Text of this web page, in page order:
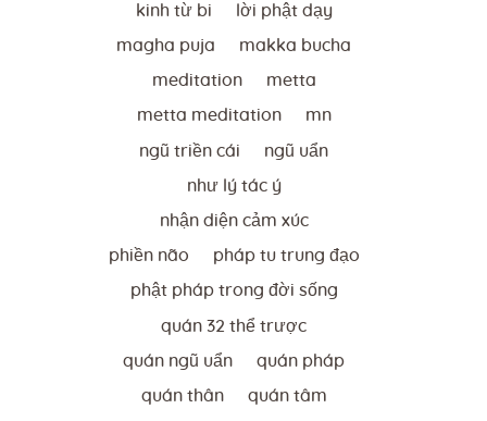
kinh từ bi lời phật dạy
magha puja makka bucha
meditation metta
metta meditation mn
ngũ triền cái ngũ uẩn
như lý tác ý
nhận diện cảm xúc
phiền não pháp tu trung đạo
phật pháp trong đời sống
quán 32 thể trược
quán ngũ uẩn quán pháp
quán thân quán tâm